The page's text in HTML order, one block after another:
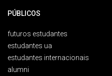
PÚBLICOS
futuros estudantes
estudantes ua
estudantes internacionais
alumni